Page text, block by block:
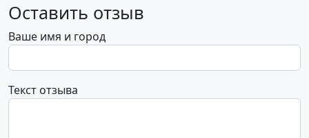
Оставить отзыв
Ваше имя и город
Текст отзыва